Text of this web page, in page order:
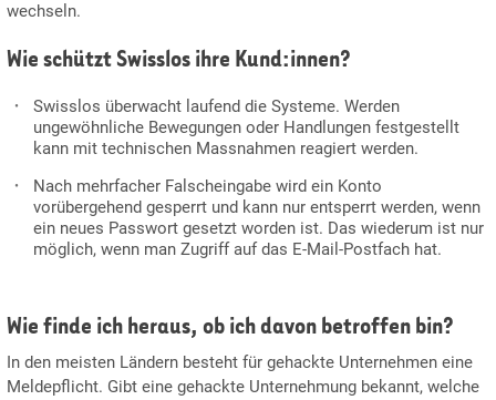
wechseln.
Wie schützt Swisslos ihre Kund:innen?
Swisslos überwacht laufend die Systeme. Werden
ungewöhnliche Bewegungen oder Handlungen festgestellt
kann mit technischen Massnahmen reagiert werden.
Nach mehrfacher Falscheingabe wird ein Konto
vorübergehend gesperrt und kann nur entsperrt werden, wenn
ein neues Passwort gesetzt worden ist. Das wiederum ist nur
möglich, wenn man Zugriff auf das E-Mail-Postfach hat.
Wie finde ich heraus, ob ich davon betroffen bin?
In den meisten Ländern besteht für gehackte Unternehmen eine
Meldepflicht. Gibt eine gehackte Unternehmung bekannt, welche